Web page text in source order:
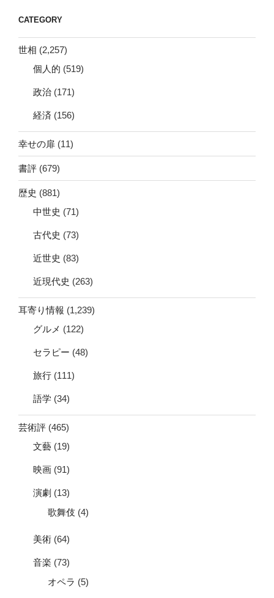
CATEGORY
世相 (2,257)
個人的 (519)
政治 (171)
経済 (156)
幸せの扉 (11)
書評 (679)
歴史 (881)
中世史 (71)
古代史 (73)
近世史 (83)
近現代史 (263)
耳寄り情報 (1,239)
グルメ (122)
セラピー (48)
旅行 (111)
語学 (34)
芸術評 (465)
文藝 (19)
映画 (91)
演劇 (13)
歌舞伎 (4)
美術 (64)
音楽 (73)
オペラ (5)